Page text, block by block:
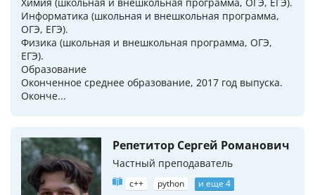
Информатика (школьная и внешкольная программа,
ОГЭ, ЕГЭ).
Физика (школьная и внешкольная программа, ОГЭ,
ЕГЭ).
Образование
Оконченное среднее образование, 2017 год выпуска.
Оконче...
Репетитор Сергей Романович
Частный преподаватель
c++ python
и еще 4